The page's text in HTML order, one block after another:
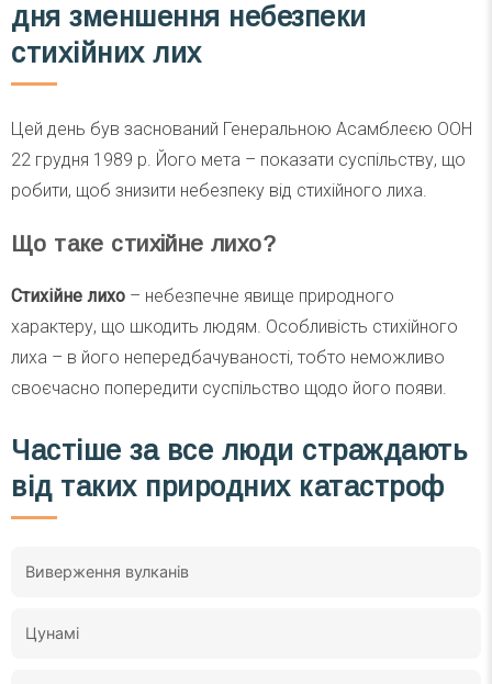
дня зменшення небезпеки
стихійних лих
Цей день був заснований Генеральною Асамблеєю ООН
22 грудня 1989 р. Його мета – показати суспільству, що
робити, щоб знизити небезпеку від стихійного лиха.
Що таке стихійне лихо?
Стихійне лихо – небезпечне явище природного
характеру, що шкодить людям. Особливість стихійного
лиха – в його непередбачуваності, тобто неможливо
своєчасно попередити суспільство щодо його появи.
Частіше за все люди страждають
від таких природних катастроф
Виверження вулканів
Цунамі